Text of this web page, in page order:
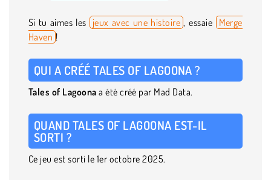
Si tu aimes les jeux avec une histoire , essaie Merge
Haven !
QUI A CRÉÉ TALES OF LAGOONA ?
Tales of Lagoona a été créé par Mad Data.
QUAND TALES OF LAGOONA EST-IL
SORTI ?
Ce jeu est sorti le 1er octobre 2025.